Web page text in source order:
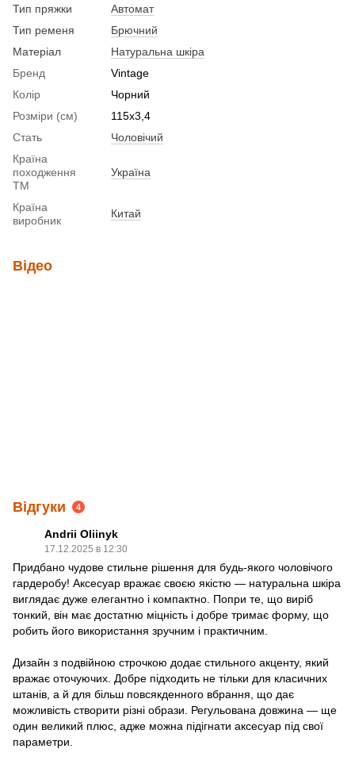
Тип пряжки
Автомат
Тип ременя
Брючний
Матеріал
Натуральна шкіра
Бренд
Vintage
Колір
Чорний
Розміри (см)
115х3,4
Стать
Чоловічий
Країна
походження
ТМ
Україна
Країна
виробник
Китай
Відео
Відгуки 4
Andrii Oliinyk
17.12.2025 в 12:30
Придбано чудове стильне рішення для будь-якого чоловічого
гардеробу! Аксесуар вражає своєю якістю — натуральна шкіра
виглядає дуже елегантно і компактно. Попри те, що виріб
тонкий, він має достатню міцність і добре тримає форму, що
робить його використання зручним і практичним.
Дизайн з подвійною строчкою додає стильного акценту, який
вражає оточуючих. Добре підходить не тільки для класичних
штанів, а й для більш повсякденного вбрання, що дає
можливість створити різні образи. Регульована довжина — ще
один великий плюс, адже можна підігнати аксесуар під свої
параметри.